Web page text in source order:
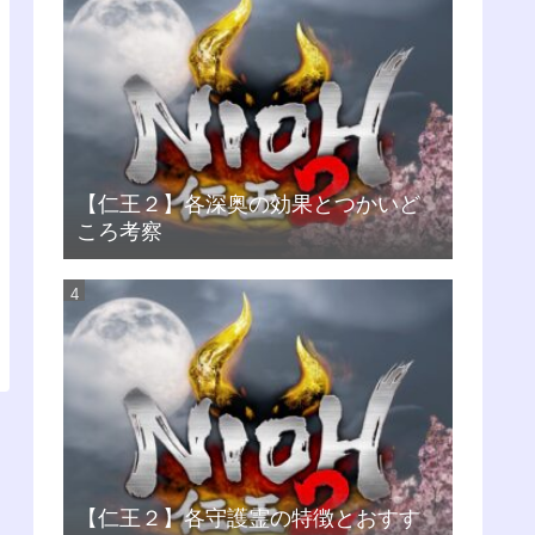
【仁王２】各深奥の効果とつかいど
ころ考察
【仁王２】各守護霊の特徴とおすす